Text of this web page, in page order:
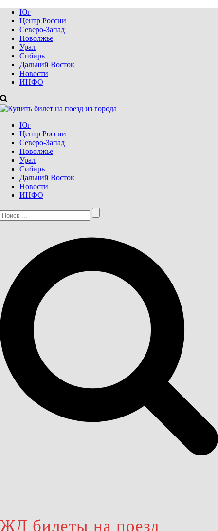
Юг
Центр России
Северо-Запад
Поволжье
Урал
Сибирь
Дальний Восток
Новости
ИНФО
Юг
Центр России
Северо-Запад
Поволжье
Урал
Сибирь
Дальний Восток
Новости
ИНФО
ЖД билеты на поезд